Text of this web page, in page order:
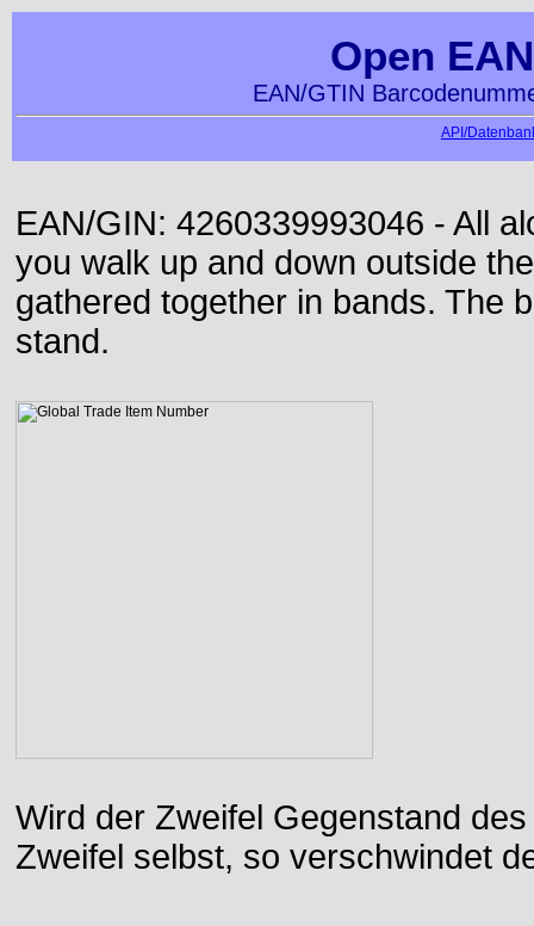
Open
EAN/GTIN
API/
EAN/GIN: 4260339993046 - All
you walk up and down outside
gathered together in bands. The
stand.
Wird der Zweifel Gegenstand
Zweifel selbst, so verschwindet